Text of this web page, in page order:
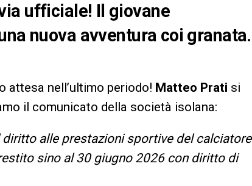
ufficiale! Il giovane
nuova avventura coi granata.
attesa nell’ultimo periodo! Matteo Prati si
il comunicato della società isolana:
alle prestazioni sportive del calciatore
sino al 30 giugno 2026 con diritto di